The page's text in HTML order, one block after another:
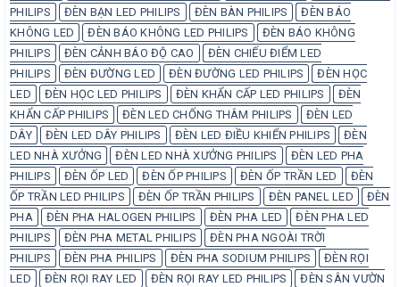
PHILIPS
ĐÈN BẠN LED PHILIPS ĐÈN BÀN PHILIPS
ĐÈN BÁO
KHÔNG LED
ĐÈN BÁO KHÔNG LED PHILIPS
ĐÈN BÁO KHÔNG
PHILIPS
ĐÈN CẢNH BÁO ĐỘ CAO
ĐÈN CHIẾU ĐIỂM LED
PHILIPS
ĐÈN ĐƯỜNG LED ĐÈN ĐƯỜNG LED PHILIPS
ĐÈN HỌC
LED
ĐÈN HỌC LED PHILIPS ĐÈN KHẨN CẤP LED PHILIPS
ĐÈN
KHẨN CẤP PHILIPS
ĐÈN LED CHỐNG THÂM PHILIPS
ĐÈN LED
DÂY
ĐÈN LED DÂY PHILIPS ĐÈN LED ĐIỀU KHIỂN PHILIPS
ĐÈN
LED NHÀ XƯỞNG
ĐÈN LED NHÀ XƯỞNG PHILIPS
ĐÈN LED PHA
PHILIPS
ĐÈN ỐP LED ĐÈN ỐP PHILIPS ĐÈN ỐP TRẦN LED
ĐÈN
ỐP TRẦN LED PHILIPS
ĐÈN ỐP TRẦN PHILIPS ĐÈN PANEL LED
ĐÈN
PHA
ĐÈN PHA HALOGEN PHILIPS ĐÈN PHA LED
ĐÈN PHA LED
PHILIPS
ĐÈN PHA METAL PHILIPS
ĐÈN PHA NGOÀI TRỜI
PHILIPS
ĐÈN PHA PHILIPS ĐÈN PHA SODIUM PHILIPS
ĐÈN RỌI
LED
ĐÈN RỌI RAY LED ĐÈN RỌI RAY LED PHILIPS
ĐÈN SÂN VƯỜN